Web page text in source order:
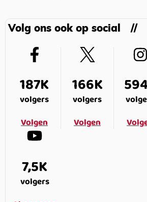
Volg ons ook op social
187K
volgers
Volgen
166K
volgers
Volgen
7,5K
volgers